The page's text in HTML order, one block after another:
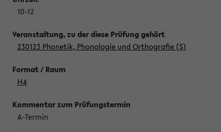
10-12
230123 Phonetik, Phonologie und Orthografie (S)
H4
A-Termin